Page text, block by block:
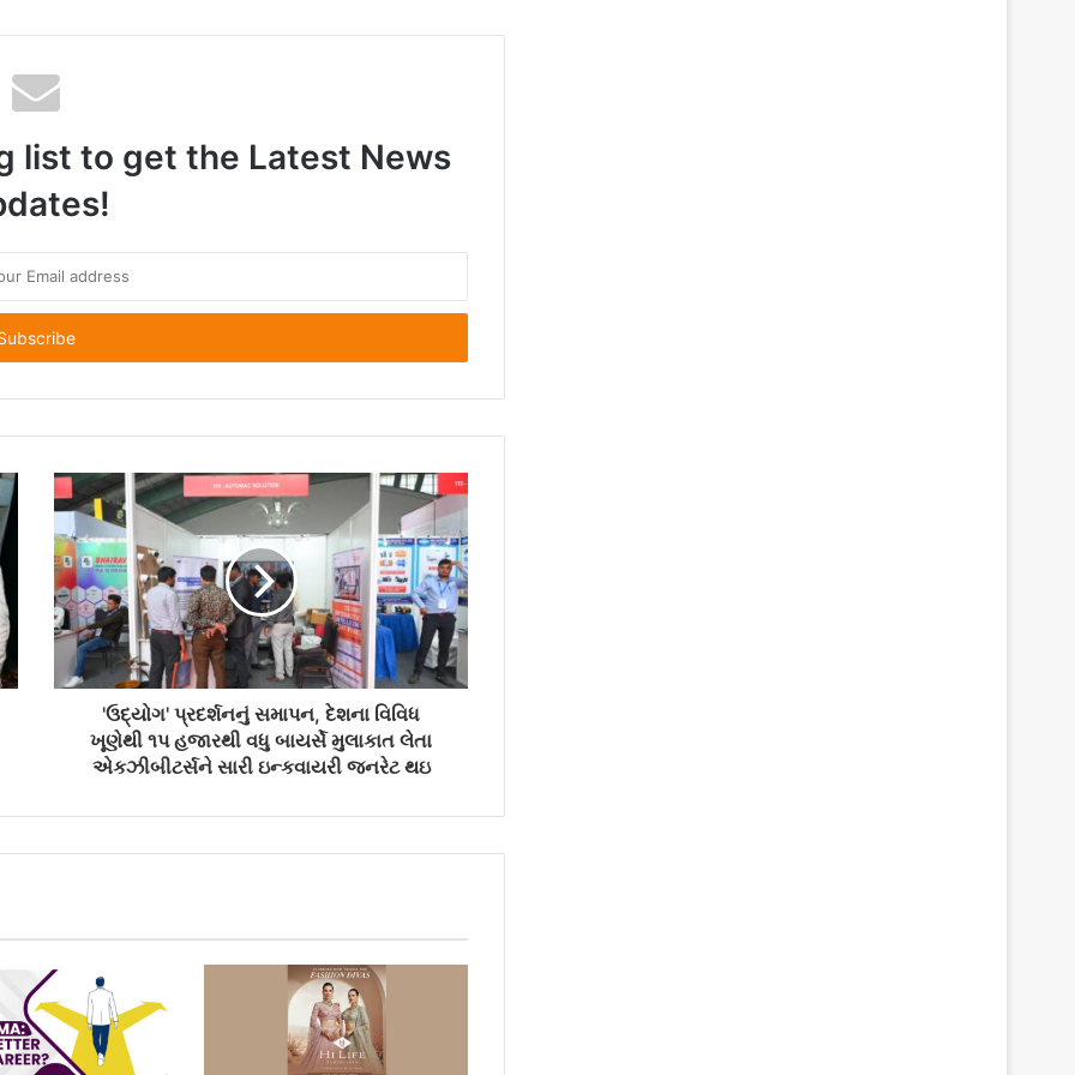
Intense EDP” લોન્ચ કર્યું
list to get the Latest News
'ઉદ્યોગ' પ્રદર્શનનું સમાપન, દેશના વિવિધ
ખૂણેથી ૧પ હજારથી વધુ બાયર્સે મુલાકાત લેતા
એકઝીબીટર્સને સારી ઇન્કવાયરી જનરેટ થઇ